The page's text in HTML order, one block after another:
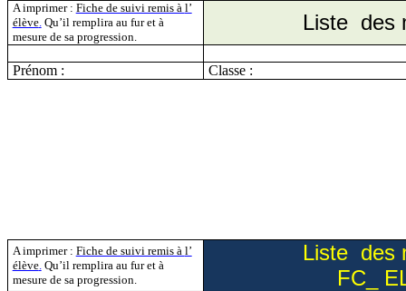
A imprimer : Fiche de suivi remis à l’
élève.Qu’il remplira au fur et à
mesure de sa progression.
Liste des
Prénom : Classe :
A imprimer : Fiche de suivi remis à l’
élève.Qu’il remplira au fur et à
mesure de sa progression.
Liste des
FC_